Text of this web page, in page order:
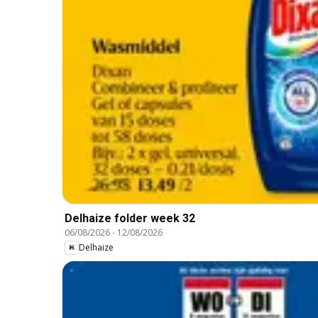
Delhaize folder week 32
06/08/2026- 12/08/2026
Delhaize